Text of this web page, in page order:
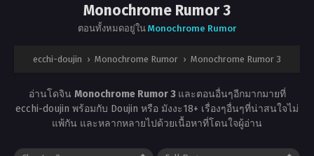
Monochrome Rumor 3
ตอนทั้งหมดอยู่ใน Monochrome Rumor
ecchi-doujin › Monochrome Rumor › Monochrome Rumor 3
อ่านโดจิน Monochrome Rumor 3 และตอนอื่นๆอีกมากมายที่
ecchi-doujin พร้อมกับ Doujin หรือ มังงะ18+ เรื่องๆอื่นๆที่น่าสนใจไม่
แพ้กัน และหลากหลายไปด้วยเนื้อหาที่โดนใจผู้อ่าน